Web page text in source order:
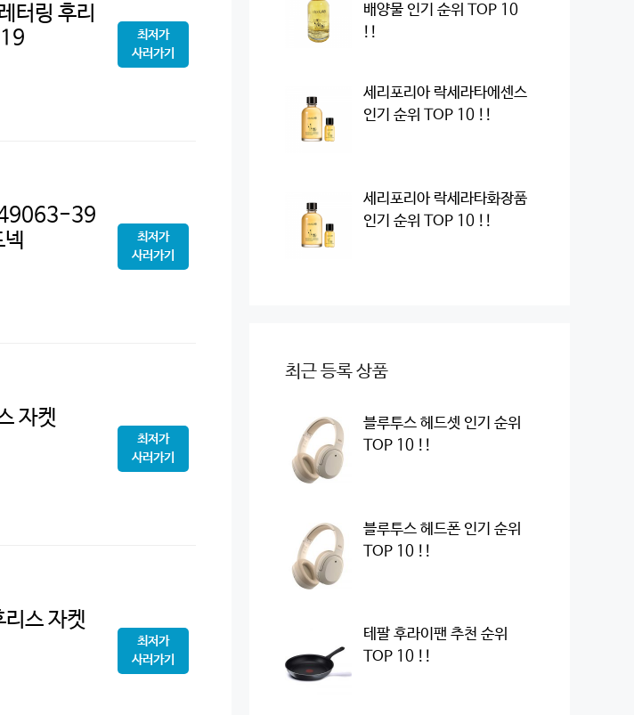
터링 후리
최저가
사러가기
39
최저가
사러가기
자켓
최저가
사러가기
스 자켓
최저가
사러가기
배양물 인기 순위 TOP 10
!!
세리포리아 락세라타에센스
인기 순위 TOP 10 !!
세리포리아 락세라타화장품
인기 순위 TOP 10 !!
최근 등록 상품
블루투스 헤드셋 인기 순위
TOP 10 !!
블루투스 헤드폰 인기 순위
TOP 10 !!
테팔 후라이팬 추천 순위
TOP 10 !!